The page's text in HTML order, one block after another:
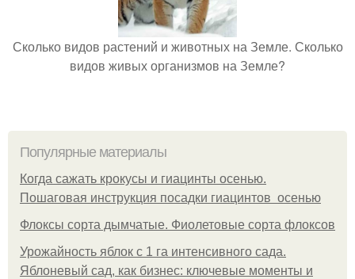
Сколько видов растений и животных на Земле. Сколько
видов живых организмов на Земле?
Популярные материалы
Когда сажать крокусы и гиацинты осенью.
Пошаговая инструкция посадки гиацинтов осенью
Флоксы сорта дымчатые. Фиолетовые сорта флоксов
Урожайность яблок с 1 га интенсивного сада.
Яблоневый сад, как бизнес: ключевые моменты и